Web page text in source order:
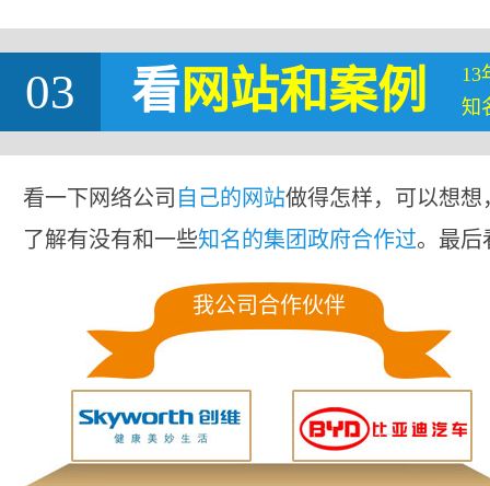
03 看网站和案例
13
知
看一下网络公司 自己的网站做得怎样，可以想
了解有没有和一些知名的集团政府合作过。最后
我公司合作伙伴